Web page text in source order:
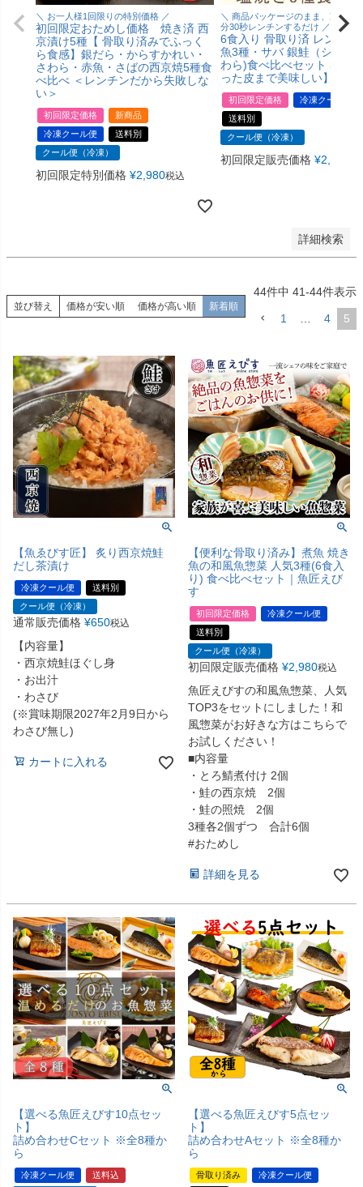
＼ お一人様1回限りの特別価格 ／
初回限定おためし価格 焼き済 西
京漬け5種【 骨取り済みでふっく
ら食感】銀だら・からすかれい・
さわら・赤魚・さばの西京焼5種食
べ比べ ＜レンチンだから失敗しな
い＞
初回限定価格
新商品
冷凍クール便
送料別
クール便（冷凍）
初回限定特別価格 ¥2,980税込
＼ 商品パッケージのまま、冷凍状
分30秒レンチンするだけ ／
6食入り 骨取り済 レンジで
魚3種・サバ 銀鮭（シャケ
わら)食べ比べセット 3種6
った皮まで美味しい】
初回限定価格
冷凍クール便
送料別
クール便（冷凍）
初回限定販売価格 ¥2,980
詳細検索
新着順
登録順
価格が安い順
価格が高い順
優先度順
キーワードヒット順
検索
並び替え 価格が安い順 価格が高い順 新着順
44件中 41-44件表示
1 4 5
【魚ゑびす匠】 炙り西京焼鮭
だし茶漬け
冷凍クール便
送料別
クール便（冷凍）
通常販売価格 ¥650税込
【内容量】
・西京焼鮭ほぐし身
・お出汁
・わさび
(※賞味期限2027年2月9日から
わさび無し)
カートに入れる
【便利な骨取り済み】煮魚 焼き
魚の和風魚惣菜 人気3種(6食入
り) 食べ比べセット｜魚匠えび
す
初回限定価格
冷凍クール便
送料別
クール便（冷凍）
初回限定販売価格 ¥2,980税込
魚匠えびすの和風魚惣菜、人気
TOP3をセットにしました！和
風惣菜がお好きな方はこちらで
お試しください！
■内容量
・とろ鯖煮付け 2個
・鮭の西京焼 2個
・鮭の照焼 2個
3種各2個ずつ 合計6個
#おためし
詳細を見る
【選べる魚匠えびす10点セッ
ト】
詰め合わせCセット ※全8種か
ら
冷凍クール便
送料込
【選べる魚匠えびす5点セッ
ト】
詰め合わせAセット ※全8種か
ら
骨取り済み
冷凍クール便